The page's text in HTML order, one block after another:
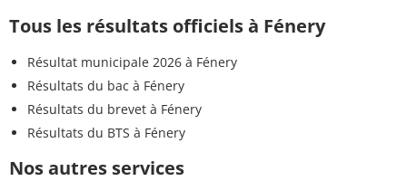
Tous les résultats officiels à Fénery
Résultat municipale 2026 à Fénery
Résultats du bac à Fénery
Résultats du brevet à Fénery
Résultats du BTS à Fénery
Nos autres services